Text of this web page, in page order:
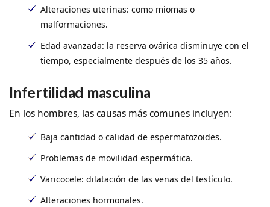
Alteraciones uterinas: como miomas o
malformaciones.
Edad avanzada: la reserva ovárica disminuye con el
tiempo, especialmente después de los 35 años.
Infertilidad masculina
En los hombres, las causas más comunes incluyen:
Baja cantidad o calidad de espermatozoides.
Problemas de movilidad espermática.
Varicocele: dilatación de las venas del testículo.
Alteraciones hormonales.